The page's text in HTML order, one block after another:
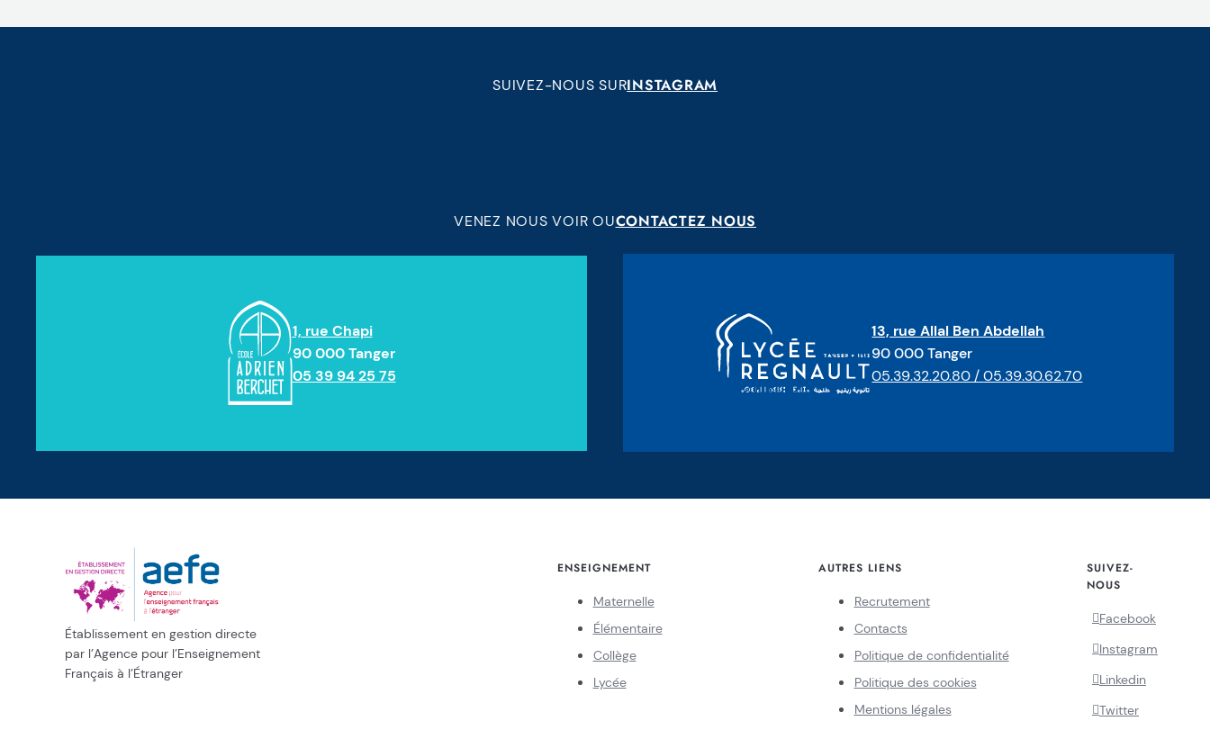
SUIVEZ-NOUS SURINSTAGRAM
VENEZ NOUS VOIR OUCONTACTEZ NOUS
1, rue Chapi
90 000 Tanger
05 39 94 25 75
13, rue Allal Ben Abdellah
90 000 Tanger
05.39.32.20.80 / 05.39.30.62.70
Établissement en gestion directe
par l’Agence pour l’Enseignement
Français à l’Étranger
ENSEIGNEMENT
Maternelle
Élémentaire
Collège
Lycée
AUTRES LIENS
Recrutement
Contacts
Politique de confidentialité
Politique des cookies
Mentions légales
SUIVEZ-
NOUS
Facebook
Instagram
Linkedin
Twitter